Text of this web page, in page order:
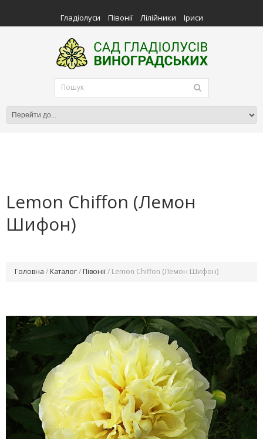
Гладіолуси Півонії Лілійники Іриси
Lemon Chiffon (Лемон
Шифон)
Головна / Каталог/ Півонії/ Lemon Chiffon (Лемон Шифон)